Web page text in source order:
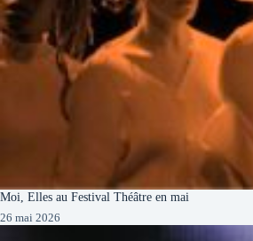
Moi, Elles au Festival Théâtre en mai
26 mai 2026